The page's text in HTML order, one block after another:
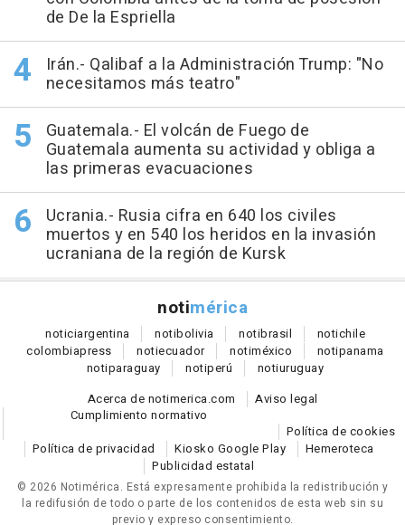
de De la Espriella
Irán.- Qalibaf a la Administración Trump: "No
necesitamos más teatro"
Guatemala.- El volcán de Fuego de
Guatemala aumenta su actividad y obliga a
las primeras evacuaciones
Ucrania.- Rusia cifra en 640 los civiles
muertos y en 540 los heridos en la invasión
ucraniana de la región de Kursk
notimérica
noticiargentina notibolivia notibrasil notichile
colombiapress notiecuador notiméxico notipanama
notiparaguay notiperú notiuruguay
Acerca de notimerica.com
Aviso legal
Cumplimiento normativo
Política de cookies
Política de privacidad
Kiosko Google Play
Hemeroteca
Publicidad estatal
© 2026 Notimérica. Está expresamente prohibida la redistribución y
la redifusión de todo o parte de los contenidos de esta web sin su
previo y expreso consentimiento.